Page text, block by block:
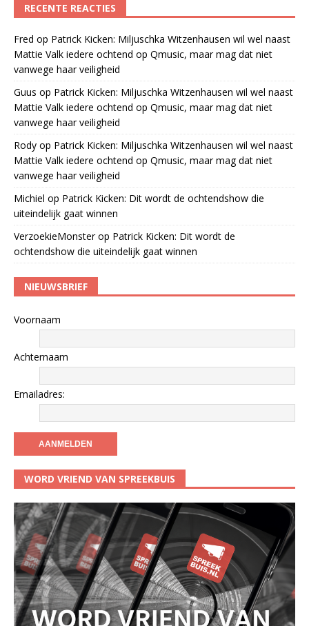
RECENTE REACTIES
Fred op Patrick Kicken: Miljuschka Witzenhausen wil wel naast
Mattie Valk iedere ochtend op Qmusic, maar mag dat niet
vanwege haar veiligheid
Guus op Patrick Kicken: Miljuschka Witzenhausen wil wel naast
Mattie Valk iedere ochtend op Qmusic, maar mag dat niet
vanwege haar veiligheid
Rody op Patrick Kicken: Miljuschka Witzenhausen wil wel naast
Mattie Valk iedere ochtend op Qmusic, maar mag dat niet
vanwege haar veiligheid
Michiel op Patrick Kicken: Dit wordt de ochtendshow die
uiteindelijk gaat winnen
VerzoekieMonsterop Patrick Kicken: Dit wordt de
ochtendshow die uiteindelijk gaat winnen
NIEUWSBRIEF
Voornaam
Achternaam
Emailadres:
WORD VRIEND VAN SPREEKBUIS